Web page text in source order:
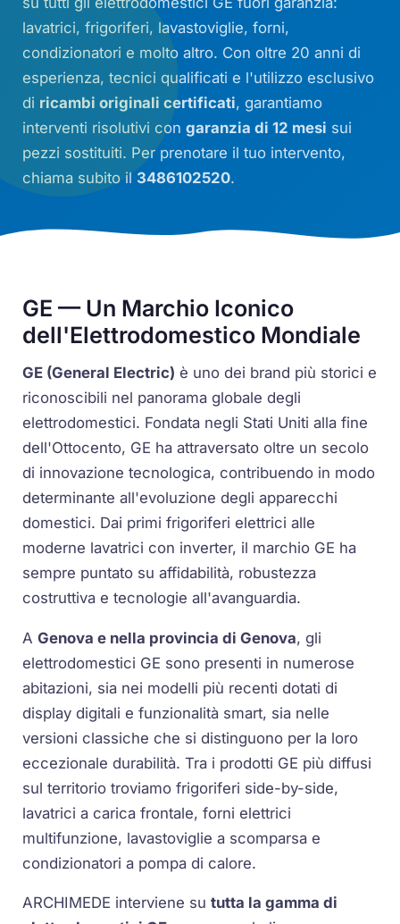
lavatrici, frigoriferi, lavastoviglie, forni,
condizionatori e molto altro. Con oltre 20 anni di
esperienza, tecnici qualificati e l'utilizzo esclusivo
di ricambi originali certificati, garantiamo
interventi risolutivi congaranzia di 12 mesi sui
pezzi sostituiti. Per prenotare il tuo intervento,
chiama subito il 3486102520.
GE — Un Marchio Iconico
dell'Elettrodomestico Mondiale
GE (General Electric) è uno dei brand più storici e
riconoscibili nel panorama globale degli
elettrodomestici. Fondata negli Stati Uniti alla fine
dell'Ottocento, GE ha attraversato oltre un secolo
di innovazione tecnologica, contribuendo in modo
determinante all'evoluzione degli apparecchi
domestici. Dai primi frigoriferi elettrici alle
moderne lavatrici con inverter, il marchio GE ha
sempre puntato su affidabilità, robustezza
costruttiva e tecnologie all'avanguardia.
AGenova e nella provincia di Genova, gli
elettrodomestici GE sono presenti in numerose
abitazioni, sia nei modelli più recenti dotati di
display digitali e funzionalità smart, sia nelle
versioni classiche che si distinguono per la loro
eccezionale durabilità. Tra i prodotti GE più diffusi
sul territorio troviamo frigoriferi side-by-side,
lavatrici a carica frontale, forni elettrici
multifunzione, lavastoviglie a scomparsa e
condizionatori a pompa di calore.
ARCHIMEDE interviene sututta la gamma di